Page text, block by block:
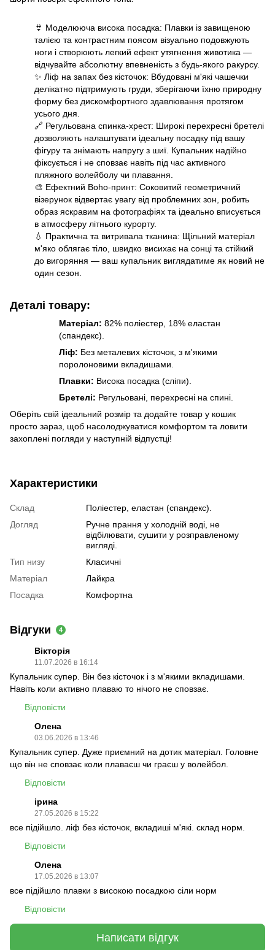
👙 Моделююча висока посадка: Плавки із завищеною
талією та контрастним поясом візуально подовжують
ноги і створюють легкий ефект утягнення животика —
відчувайте абсолютну впевненість з будь-якого ракурсу.
✨ Ліф на запах без кісточок: Вбудовані м'які чашечки
делікатно підтримують груди, зберігаючи їхню природну
форму без дискомфортного здавлювання протягом
усього дня.
🔗 Регульована спинка-хрест: Широкі перехресні бретелі
дозволяють налаштувати ідеальну посадку під вашу
фігуру та знімають напругу з шиї. Купальник надійно
фіксується і не сповзає навіть під час активного
пляжного волейболу чи плавання.
🎨 Ефектний Boho-принт: Соковитий геометричний
візерунок відвертає увагу від проблемних зон, робить
образ яскравим на фотографіях та ідеально вписується
в атмосферу літнього курорту.
💧 Практична та витривала тканина: Щільний матеріал
м'яко облягає тіло, швидко висихає на сонці та стійкий
до вигоряння — ваш купальник виглядатиме як новий не
один сезон.
Деталі товару:
Матеріал: 82% поліестер, 18% еластан
(спандекс).
Ліф: Без металевих кісточок, з м'якими
поролоновими вкладишами.
Плавки: Висока посадка (сліпи).
Бретелі: Регульовані, перехресні на спині.
Оберіть свій ідеальний розмір та додайте товар у кошик
просто зараз, щоб насолоджуватися комфортом та ловити
захоплені погляди у наступній відпустці!
Характеристики
Склад
Поліестер, еластан (спандекс).
Догляд
Ручне прання у холодній воді, не
відбілювати, сушити у розправленому
вигляді.
Тип низу
Класичні
Матеріал
Лайкра
Посадка
Комфортна
Відгуки 4
Вікторія
11.07.2026 в 16:14
Купальник супер. Він без кісточок і з м'якими вкладишами.
Навіть коли активно плаваю то нічого не сповзає.
Відповісти
Олена
03.06.2026 в 13:46
Купальник супер. Дуже приємний на дотик матеріал. Головне
що він не сповзає коли плаваєш чи граєш у волейбол.
Відповісти
ірина
27.05.2026 в 15:22
все підійшло. ліф без кісточок, вкладиші м'які. склад норм.
Відповісти
Олена
17.05.2026 в 13:07
все підійшло плавки з високою посадкою сіли норм
Відповісти
Написати відгук